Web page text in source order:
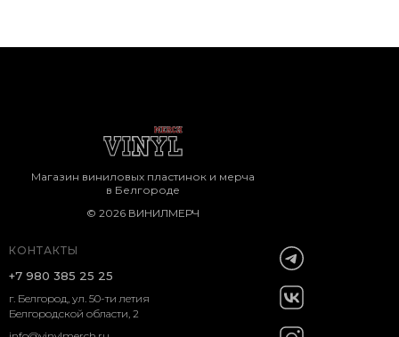
КОНТАКТЫ
г. Белгород, ул. 50-ти летия
Белгородской области, 2
+7 980 385 25 25
Магазин виниловых пластинок и мерча
в Белгороде
© 2026 ВИНИЛМЕРЧ